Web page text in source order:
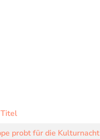
Titel
probt für die Kulturnacht